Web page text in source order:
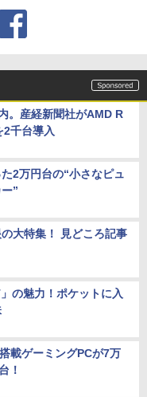
。産経新聞社がAMD R
千台導入
2万円台の“小さなピュ
”
大特集！ 見どころ記事
の魅力！ポケットに入
載ゲーミングPCが7万
！